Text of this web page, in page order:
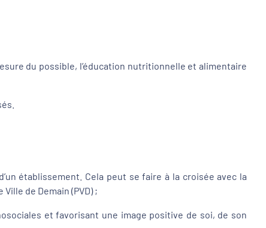
du possible, l’éducation nutritionnelle et alimentaire
établissement. Cela peut se faire à la croisée avec la
Ville de Demain (PVD) ;
et favorisant une image positive de soi, de son